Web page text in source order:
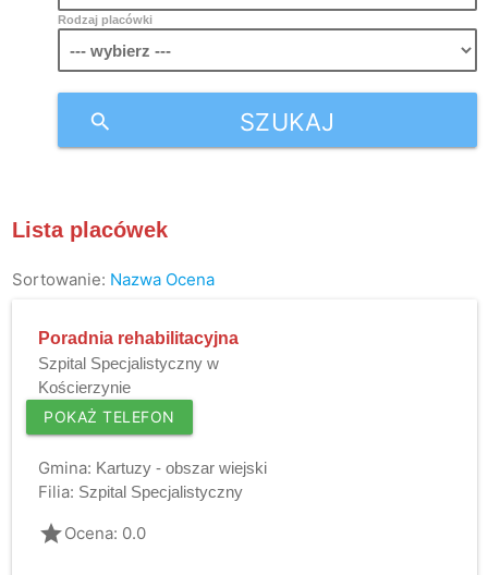
Rodzaj placówki
SZUKAJ
search
Lista placówek
Sortowanie: Nazwa Ocena
Poradnia rehabilitacyjna
Szpital Specjalistyczny w
Kościerzynie
POKAŻ TELEFON
Gmina: Kartuzy - obszar wiejski
Filia: Szpital Specjalistyczny
gradeOcena: 0.0